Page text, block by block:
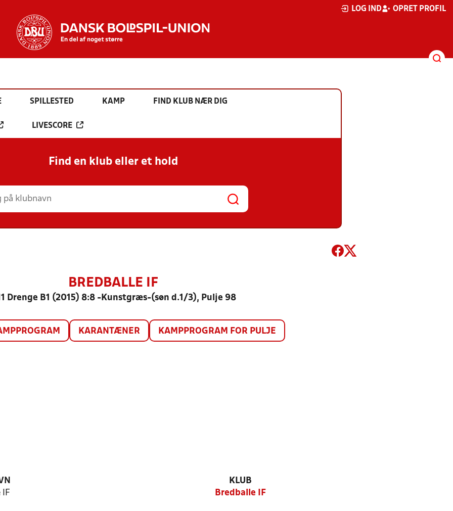
LOG IND OPRET PROFIL
SPILLESTED KAMP FIND KLUB NÆR DIG
LIVESCORE
Find en klub eller et hold
BREDBALLE IF
Drenge B1 (2015) 8:8 -Kunstgræs-(søn d.1/3), Pulje 98
KARANTÆNER KAMPPROGRAM FOR PULJE
IF
KLUB
Bredballe IF